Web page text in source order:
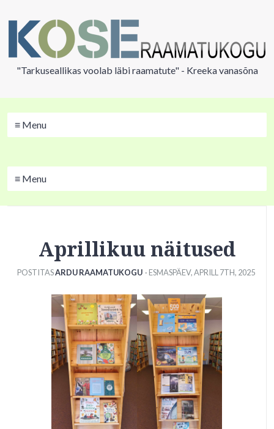
"Tarkuseallikas voolab läbi raamatute" - Kreeka vanasõna
≡ Menu
≡ Menu
Aprillikuu näitused
POSTITASARDU RAAMATUKOGU · ESMASPÄEV,APRILL 7TH, 2025